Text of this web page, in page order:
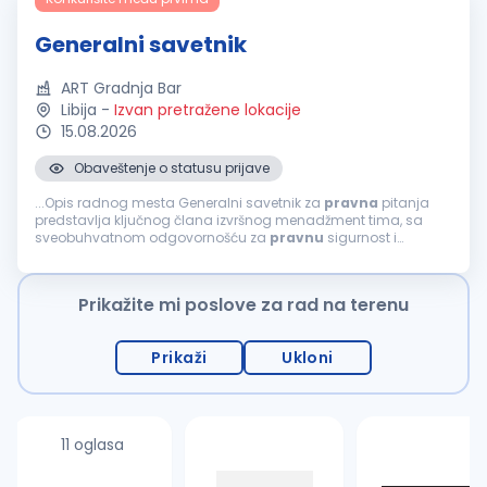
Generalni savetnik
ART Gradnja Bar
Libija - Izvan pretražene lokacije
15.08.2026
Obaveštenje o statusu prijave
...Opis radnog mesta Generalni savetnik za pravna pitanja
predstavlja ključnog člana izvršnog menadžment tima, sa
sveobuhvatnom odgovornošću za pravnu sigurnost i
poslovima, ova pozicija ima...
Prikažite mi poslove za rad na terenu
Prikaži Ukloni
11 oglasa